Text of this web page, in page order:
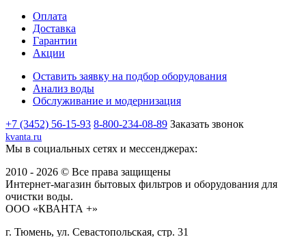
Оплата
Доставка
Гарантии
Акции
Оставить заявку на подбор оборудования
Анализ воды
Обслуживание и модернизация
+7 (3452) 56-15-93 8-800-234-08-89 Заказать звонок
kvanta.ru
Мы в социальных сетях и мессенджерах:
2010 - 2026 © Все права защищены
Интернет-магазин бытовых фильтров и оборудования для
очистки воды.
ООО «КВАНТА +»
г. Тюмень, ул. Севастопольская, стр. 31